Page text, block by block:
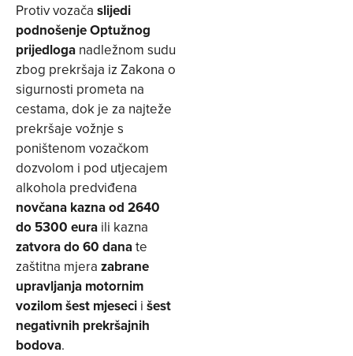
Protiv vozača slijedi
podnošenje Optužnog
prijedloga nadležnom sudu
zbog prekršaja iz Zakona o
sigurnosti prometa na
cestama, dok je za najteže
prekršaje vožnje s
poništenom vozačkom
dozvolom i pod utjecajem
alkohola predviđena
novčana kazna od 2640
do 5300 eura ili kazna
zatvora do 60 danate
zaštitna mjera zabrane
upravljanja motornim
vozilom šest mjeseci i šest
negativnih prekršajnih
bodova.